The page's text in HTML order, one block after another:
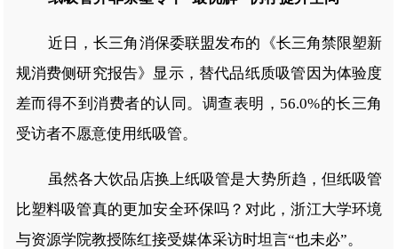
近日，长三角消保委联盟发布的《长三角禁限塑新
规消费侧研究报告》显示，替代品纸质吸管因为体验度
差而得不到消费者的认同。调查表明，56.0%的长三角
受访者不愿意使用纸吸管。
虽然各大饮品店换上纸吸管是大势所趋，但纸吸管
比塑料吸管真的更加安全环保吗？对此，浙江大学环境
与资源学院教授陈红接受媒体采访时坦言“也未必”。